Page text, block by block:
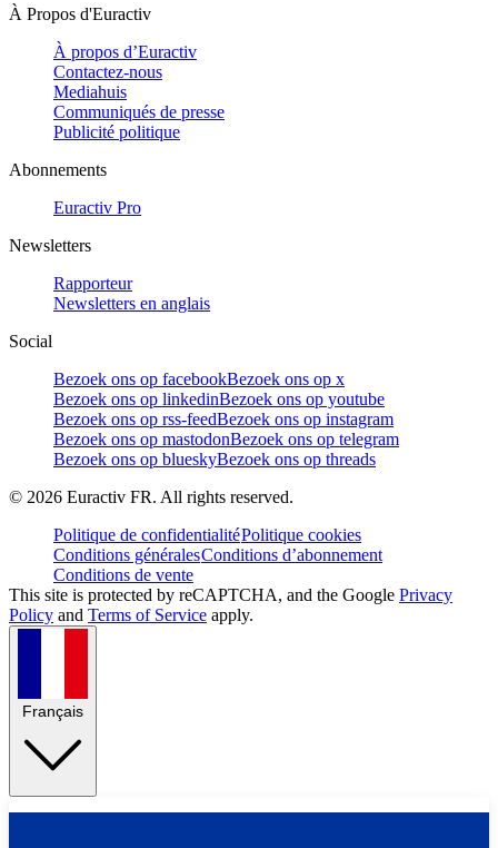
À Propos d'Euractiv
À propos d’Euractiv
Contactez-nous
Mediahuis
Communiqués de presse
Publicité politique
Abonnements
Euractiv Pro
Newsletters
Rapporteur
Newsletters en anglais
Social
Bezoek ons op facebookBezoek ons op x
Bezoek ons op linkedinBezoek ons op youtube
Bezoek ons op rss-feedBezoek ons op instagram
Bezoek ons op mastodonBezoek ons op telegram
Bezoek ons op blueskyBezoek ons op threads
© 2026 Euractiv FR. All rights reserved.
Politique de confidentialitéPolitique cookies
Conditions généralesConditions d’abonnement
Conditions de vente
This site is protected by reCAPTCHA, and the Google Privacy
Policy and Terms of Service apply.
Français